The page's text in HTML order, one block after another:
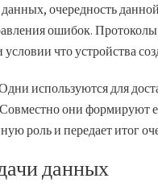
очередность
ошибок.
что устройства
используются для
они формируют
роль и передает итог
данных